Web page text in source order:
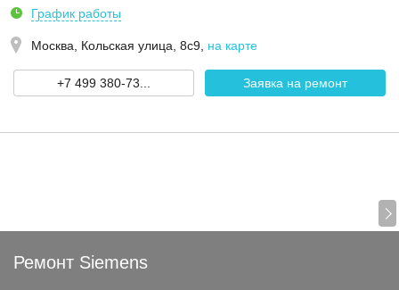
График работы
Москва, Кольская улица, 8с9 на карте
+7 499 380-73... Заявка на ремонт
Ремонт Siemens